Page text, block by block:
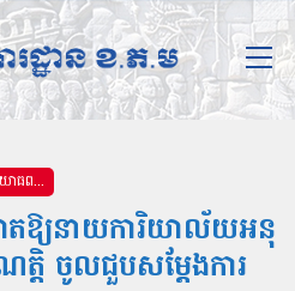
អគ្គបញ្ជាការដ្ឋាននៃកងយោធពលខេមរភូមិន្ទ
ាតឱ្យនាយការិយាល័យអនុ
តិ ចូលជួបសម្តែងការ